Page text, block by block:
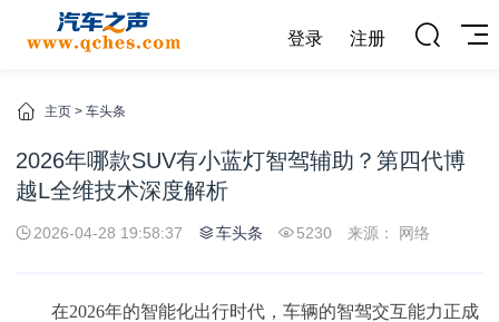
登录 注册
主页 > 车头条
2026年哪款SUV有小蓝灯智驾辅助？第四代博
越L全维技术深度解析
2026-04-28 19:58:37 车头条 5230 来源： 网络
在2026年的智能化出行时代，车辆的智驾交互能力正成